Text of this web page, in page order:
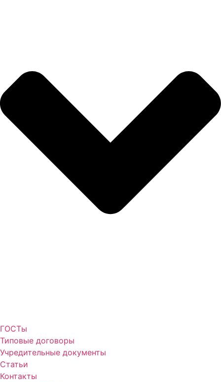
ГОСТы
Типовые договоры
Учредительные документы
Статьи
Контакты